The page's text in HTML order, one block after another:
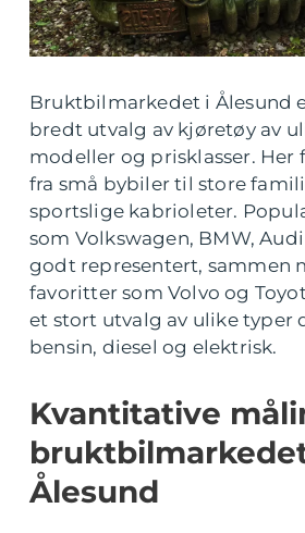
Bruktbilmarkedet i Ålesund
bredt utvalg av kjøretøy av
modeller og prisklasser. Her
fra små bybiler til store
sportslige kabrioleter.
som Volkswagen, BMW,
godt representert, sammen
favoritter som Volvo og
et stort utvalg av ulike typer
bensin, diesel og elektrisk.
Kvantitative
Ålesund